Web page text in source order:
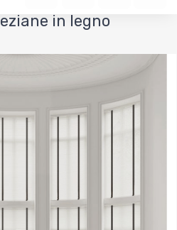
in legno